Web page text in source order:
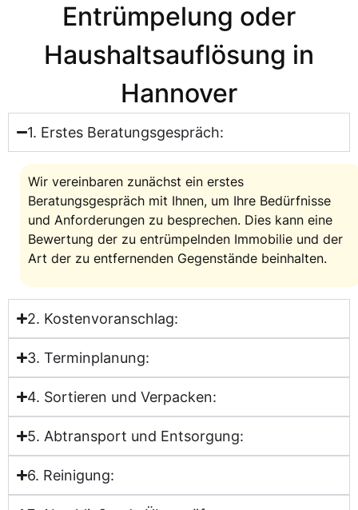
Entrümpelung oder
Haushaltsauflösung in
Hannover
1. Erstes Beratungsgespräch:
Wir vereinbaren zunächst ein erstes
Beratungsgespräch mit Ihnen, um Ihre Bedürfnisse
und Anforderungen zu besprechen. Dies kann eine
Bewertung der zu entrümpelnden Immobilie und der
Art der zu entfernenden Gegenstände beinhalten.
2. Kostenvoranschlag:
3. Terminplanung:
4. Sortieren und Verpacken:
5. Abtransport und Entsorgung:
6. Reinigung: